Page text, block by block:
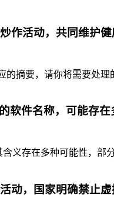
作活动，共同维护
摘要，请你将需要处
软件名称，可能存
义存在多种可能性，
动，国家明确禁止